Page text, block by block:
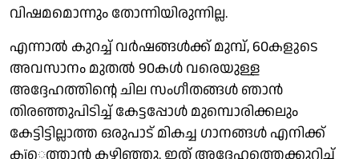
വിഷമമൊന്നും തോന്നിയിരുന്നില്ല.
എന്നാല്‍ കുറച്ച് വര്‍ഷങ്ങള്‍ക്ക് മുമ്പ്, 60കളുടെ
അവസാനം മുതല്‍ 90കള്‍ വരെയുള്ള
അദ്ദേഹത്തിന്റെ ചില സംഗീതങ്ങള്‍ ഞാന്‍
തിരഞ്ഞുപിടിച്ച് കേട്ടപ്പോള്‍ മുമ്പൊരിക്കലും
കേട്ടിട്ടില്ലാത്ത ഒരുപാട് മികച്ച ഗാനങ്ങള്‍ എനിക്ക്
കïെത്താന്‍ കഴിഞ്ഞു. ഇത് അദ്ദേഹത്തെക്കുറിച്ച്